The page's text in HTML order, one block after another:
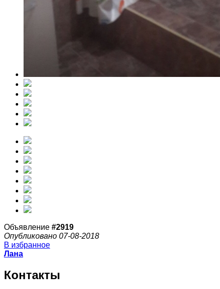
Объявление #2919
Опубликовано 07-08-2018
В избранное
Лана
Контакты